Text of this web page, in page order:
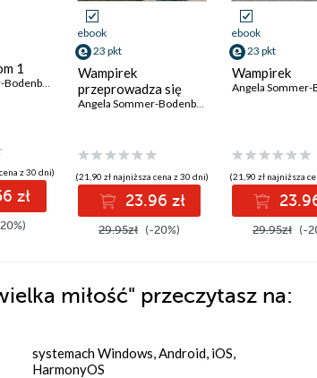
1
Angela Sommer-Bodenburg
z 30 dni)
zł
ebook
23 pkt
Wampirek
przeprowadza się
Angela Sommer-Bodenburg
(21,90 zł najniższa cena z 30 dni)
23.96 zł
29.95zł (-20%)
ebook
23 pkt
Wampirek
(21,90 zł najniższa
29.95zł (-
miłość" przeczytasz na:
systemach Windows, Android, iOS,
HarmonyOS